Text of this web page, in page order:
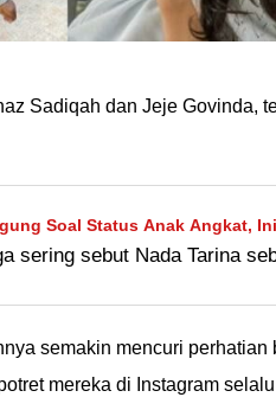
Sadiqah dan Jeje Govinda,
Soal Status Anak Angkat,
Anak Banget Ya?
sering sebut Nada Tarina
semakin mencuri perhatian
mereka di Instagram